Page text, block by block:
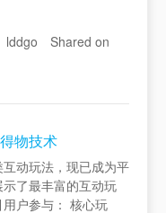
lddgo
Shared on
物技术
动玩法，现已成为平
了最丰富的互动玩
户参与： 核心玩